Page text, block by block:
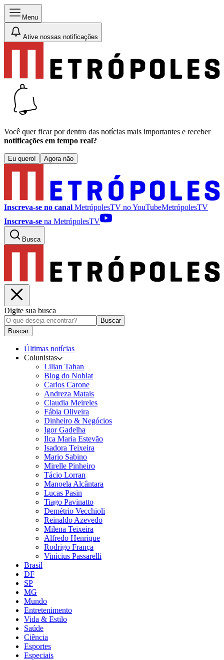
Menu
Ative nossas notificações
Você quer ficar por dentro das notícias mais importantes e receber
notificações em tempo real?
Eu quero! Agora não
Inscreva-se no canal MetrópolesTV noYouTubeMetrópolesTV
Inscreva-se na MetrópolesTV
Busca
Digite sua busca
Buscar
Buscar
Últimas notícias
Colunistas
Lilian Tahan
Blog do Noblat
Carlos Carone
Andreza Matais
Claudia Meireles
Fábia Oliveira
Dinheiro & Negócios
Igor Gadelha
Ilca Maria Estevão
Isadora Teixeira
Mario Sabino
Mirelle Pinheiro
Tácio Lorran
Manoela Alcântara
Lucas Pasin
Tiago Pavinatto
Demétrio Vecchioli
Reinaldo Azevedo
Milena Teixeira
Alfredo Henrique
Rodrigo França
Vinícius Passarelli
Brasil
DF
SP
MG
Mundo
Entretenimento
Vida & Estilo
Saúde
Ciência
Esportes
Especiais